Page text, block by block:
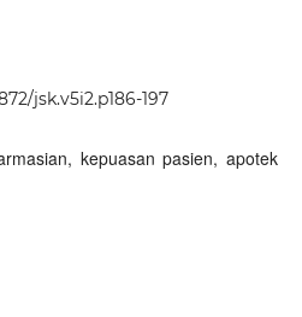
jsk.v5i2.p186-197
kepuasan pasien, apotek